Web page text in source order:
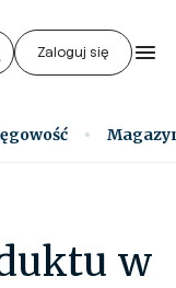
Zaloguj się
w